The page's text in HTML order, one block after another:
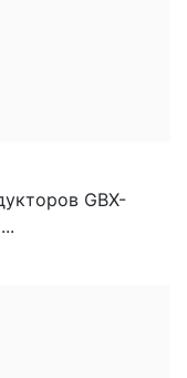
GBX-